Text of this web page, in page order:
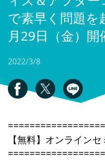
で素早く問題
月29日（金）開
2022/3/8
【無料】オンライン